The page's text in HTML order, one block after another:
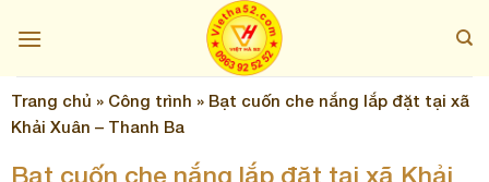
Trang chủ » Công trình » Bạt cuốn che nắng lắp đặt tại xã
Khải Xuân – Thanh Ba
Bạt cuốn che nắng lắp đặt tại xã Khải